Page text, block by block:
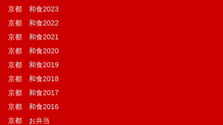
京都 和食2023
京都 和食2022
京都 和食2021
京都 和食2020
京都 和食2019
京都 和食2018
京都 和食2017
京都 和食2016
京都 お弁当